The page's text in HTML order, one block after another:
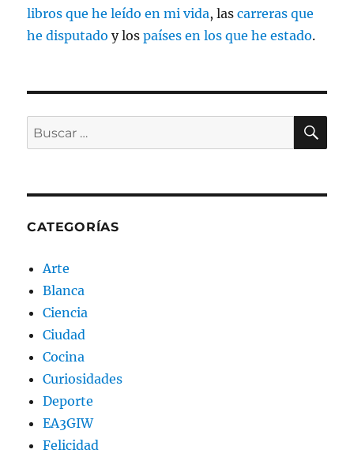
libros que he leído en mi vida, lascarreras que
he disputado y lospaíses en los que he estado.
Buscar
por:
CATEGORÍAS
Arte
Blanca
Ciencia
Ciudad
Cocina
Curiosidades
Deporte
EA3GIW
Felicidad